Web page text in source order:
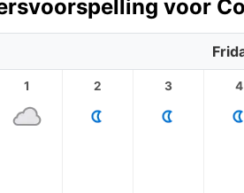
voor
1 2 3 4